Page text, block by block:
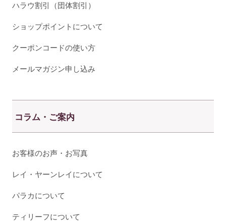
ハラウ割引（団体割引）
ショップポイントについて
クーポンコードの使い方
メールマガジン申し込み
コラム・ご案内
お客様のお声・お写真
レイ・ヤーンレイについて
パラカについて
ティリーフについて